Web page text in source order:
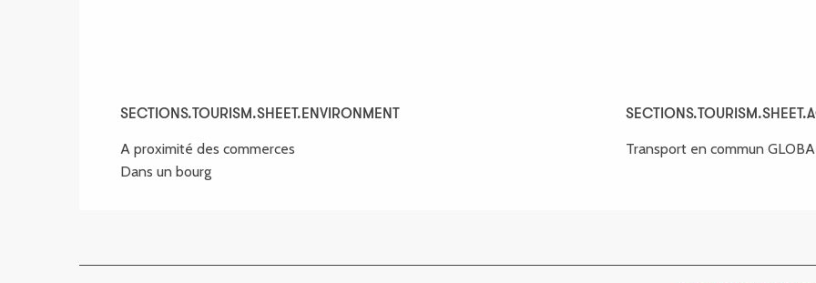
SECTIONS.TOURISM.SHEET.ENVIRONMENT
SECTIONS.TOURISM.SHEET.ENVIRONMENT
A proximité des commerces
Dans un bourg
Transport en commun